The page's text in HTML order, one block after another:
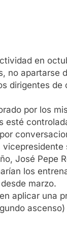
en
no apartarse
dirigentes
por los
esté
José Pepe
los
marzo.
aplicar una